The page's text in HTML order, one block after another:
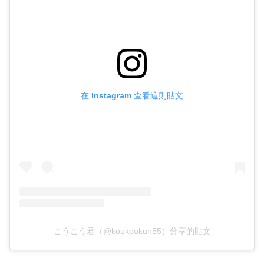
在 Instagram 查看這則貼文
こうこう君（@koukoukun55）分享的貼文